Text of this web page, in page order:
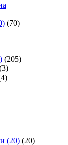
(70)
(205)
(3)
(20) (20)